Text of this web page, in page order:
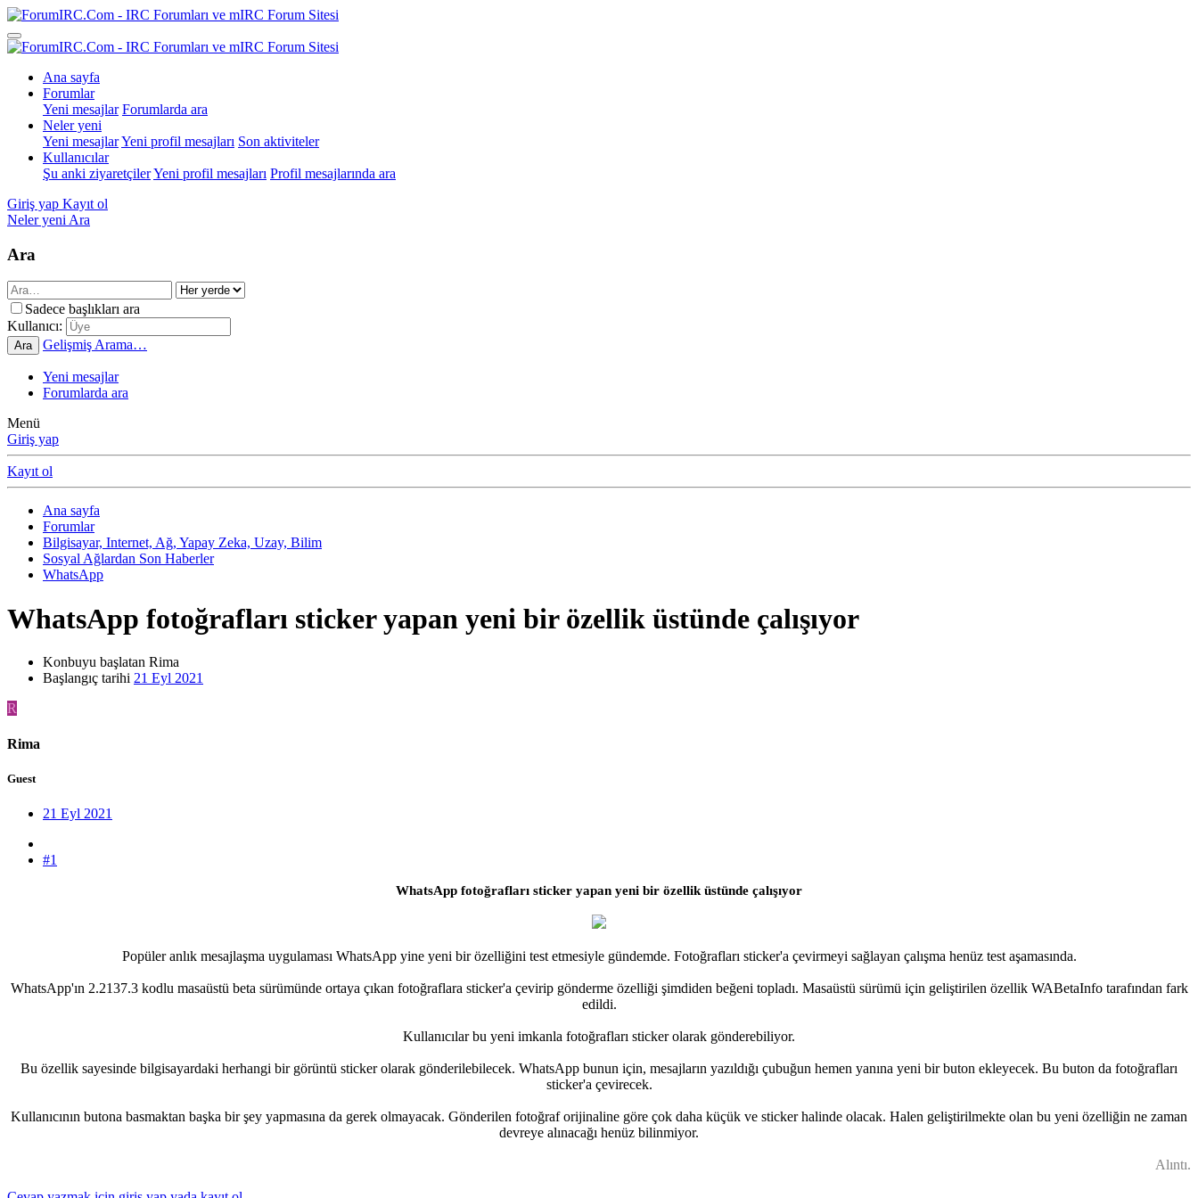
Ana sayfa
Forumlar
Yeni mesajlar Forumlarda ara
Neler yeni
Yeni mesajlarYeni profil mesajları Son aktiviteler
Kullanıcılar
Şu anki ziyaretçilerYeni profil mesajları Profil mesajlarında ara
Giriş yap Kayıt ol
Neler yeni Ara
Ara
Sadece başlıkları ara
Kullanıcı:
Ara Gelişmiş Arama…
Yeni mesajlar
Forumlarda ara
Menü
Giriş yap
Kayıt ol
Ana sayfa
Forumlar
Bilgisayar, Internet, Ağ, Yapay Zeka, Uzay, Bilim
Sosyal Ağlardan Son Haberler
WhatsApp
WhatsApp fotoğrafları sticker yapan yeni bir özellik üstünde çalışıyor
Konbuyu başlatan Rima
Başlangıç tarihi 21 Eyl 2021
R
Rima
Guest
21 Eyl 2021
#1
WhatsApp fotoğrafları sticker yapan yeni bir özellik üstünde çalışıyor
Popüler anlık mesajlaşma uygulaması WhatsApp yine yeni bir özelliğini test etmesiyle gündemde. Fotoğrafları sticker'a çevirmeyi sağlayan çalışma henüz test aşamasında.
WhatsApp'ın 2.2137.3 kodlu masaüstü beta sürümünde ortaya çıkan fotoğraflara sticker'a çevirip gönderme özelliği şimdiden beğeni topladı. Masaüstü sürümü için geliştirilen özellik WABetaInfo tarafından fark
edildi.
Kullanıcılar bu yeni imkanla fotoğrafları sticker olarak gönderebiliyor.
Bu özellik sayesinde bilgisayardaki herhangi bir görüntü sticker olarak gönderilebilecek. WhatsApp bunun için, mesajların yazıldığı çubuğun hemen yanına yeni bir buton ekleyecek. Bu buton da fotoğrafları
sticker'a çevirecek.
Kullanıcının butona basmaktan başka bir şey yapmasına da gerek olmayacak. Gönderilen fotoğraf orijinaline göre çok daha küçük ve sticker halinde olacak. Halen geliştirilmekte olan bu yeni özelliğin ne zaman
devreye alınacağı henüz bilinmiyor.​
Alıntı.